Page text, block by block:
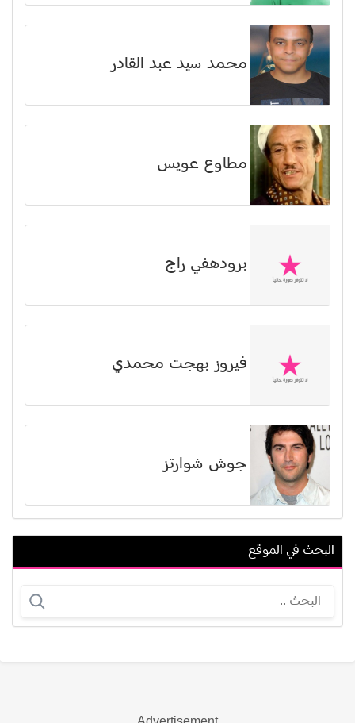
محمد سيد عبد القادر
مطاوع عويس
برودهفي راج
فيروز بهجت محمدي
جوش شوارتز
تانيا وكسلر
البحث في الموقع